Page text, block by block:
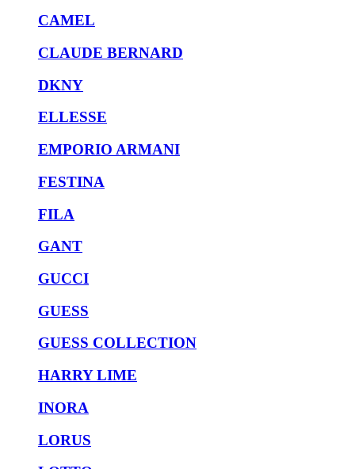
CAMEL
CLAUDE BERNARD
DKNY
ELLESSE
EMPORIO ARMANI
FESTINA
FILA
GANT
GUCCI
GUESS
GUESS COLLECTION
HARRY LIME
INORA
LORUS